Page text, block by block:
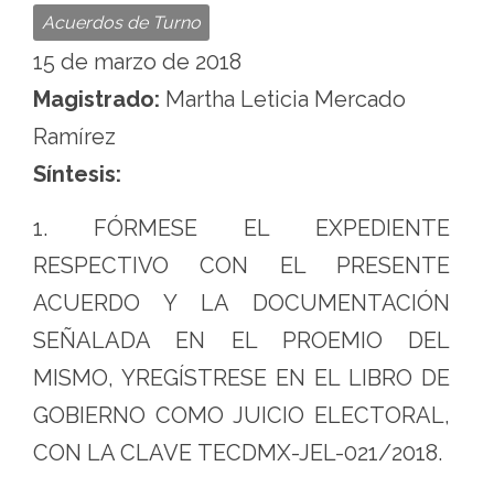
Acuerdos de Turno
15 de marzo de 2018
Magistrado: Martha Leticia Mercado
Ramírez
Síntesis:
1. FÓRMESE EL EXPEDIENTE
RESPECTIVO CON EL PRESENTE
ACUERDO Y LA DOCUMENTACIÓN
SEÑALADA EN EL PROEMIO DEL
MISMO, YREGÍSTRESE EN EL LIBRO DE
GOBIERNO COMO JUICIO ELECTORAL,
CON LA CLAVE TECDMX-JEL-021/2018.